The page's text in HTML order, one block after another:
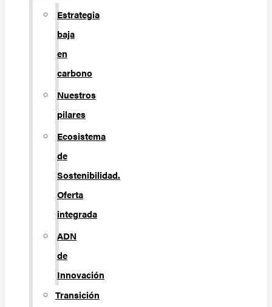
Estrategia
baja
en
carbono
Nuestros
pilares
Ecosistema
de
Sostenibilidad.
Oferta
integrada
ADN
de
Innovación
Transición